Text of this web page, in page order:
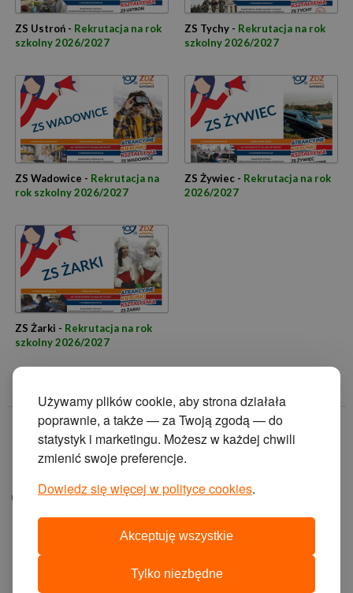
Używamy plików cookie, aby strona działała
poprawnie, a także — za Twoją zgodą — do
statystyk i marketingu. Możesz w każdej chwili
zmienić swoje preferencje.
Dowiedz się więcej w polityce cookies.
Akceptuję wszystkie
Tylko niezbędne
ZS Ustroń - Rekrutacja na rok
szkolny 2026/2027
ZS Tychy - Rekrutacja na rok
szkolny 2026/2027
ZS Wadowice - Rekrutacja na
rok szkolny 2026/2027
ZS Żywiec - Rekrutacja na rok
2026/2027
ZS Żarki - Rekrutacja na rok
szkolny 2026/2027
© 2014 Zakład
Doskonalenia
Zawodowego w
ul. Krasińskiego 2, 40-
projekt i wykonanie:
cyberstudio